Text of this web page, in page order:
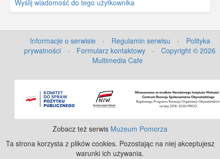
Wyślij wiadomość do tego użytkownika
Informacje o serwisie · Regulamin serwisu ·
Polityka
prywatności
· Formularz kontaktowy ·
Copyright © 2026
Multimedia Cafe
Zobacz też serwis Muzeum Pomorza
Ta strona korzysta z plików cookies. Pozostając na niej akceptujesz
warunki ich używania.